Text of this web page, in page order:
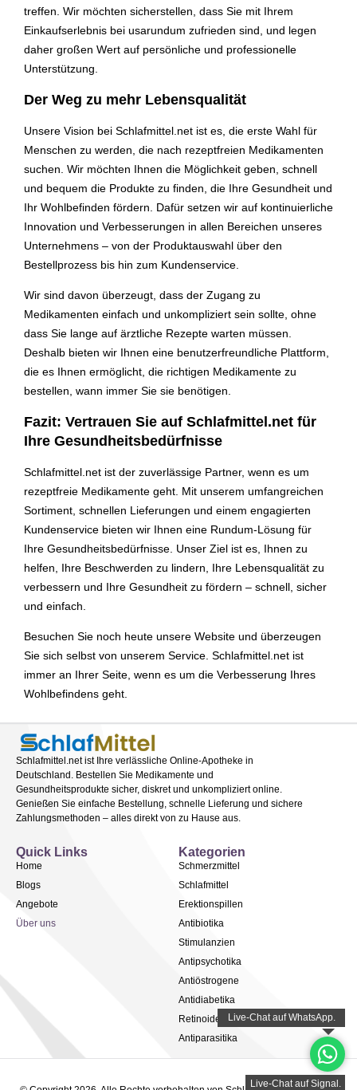
treffen. Wir möchten sicherstellen, dass Sie mit Ihrem
Einkaufserlebnis bei usarundum zufrieden sind, und legen
daher großen Wert auf persönliche und professionelle
Unterstützung.
Der Weg zu mehr Lebensqualität
Unsere Vision bei Schlafmittel.net ist es, die erste Wahl für
Menschen zu werden, die nach rezeptfreien Medikamenten
suchen. Wir möchten Ihnen die Möglichkeit geben, schnell
und bequem die Produkte zu finden, die Ihre Gesundheit und
Ihr Wohlbefinden fördern. Dafür setzen wir auf kontinuierliche
Innovation und Verbesserungen in allen Bereichen unseres
Unternehmens – von der Produktauswahl über den
Bestellprozess bis hin zum Kundenservice.
Wir sind davon überzeugt, dass der Zugang zu
Medikamenten einfach und unkompliziert sein sollte, ohne
dass Sie lange auf ärztliche Rezepte warten müssen.
Deshalb bieten wir Ihnen eine benutzerfreundliche Plattform,
die es Ihnen ermöglicht, die richtigen Medikamente zu
bestellen, wann immer Sie sie benötigen.
Fazit: Vertrauen Sie auf Schlafmittel.net für
Ihre Gesundheitsbedürfnisse
Schlafmittel.net ist der zuverlässige Partner, wenn es um
rezeptfreie Medikamente geht. Mit unserem umfangreichen
Sortiment, schnellen Lieferungen und einem engagierten
Kundenservice bieten wir Ihnen eine Rundum-Lösung für
Ihre Gesundheitsbedürfnisse. Unser Ziel ist es, Ihnen zu
helfen, Ihre Beschwerden zu lindern, Ihre Lebensqualität zu
verbessern und Ihre Gesundheit zu fördern – schnell, sicher
und einfach.
Besuchen Sie noch heute unsere Website und überzeugen
Sie sich selbst von unserem Service. Schlafmittel.net ist
immer an Ihrer Seite, wenn es um die Verbesserung Ihres
Wohlbefindens geht.
Schlafmittel.net ist Ihre verlässliche Online-Apotheke in
Deutschland. Bestellen Sie Medikamente und
Gesundheitsprodukte sicher, diskret und unkompliziert online.
Genießen Sie einfache Bestellung, schnelle Lieferung und sichere
Zahlungsmethoden – alles direkt von zu Hause aus.
Kategorien
Schmerzmittel
Schlafmittel
Erektionspillen
Antibiotika
Stimulanzien
Antipsychotika
Antiöstrogene
Antidiabetika
Retinoide
Antiparasitika
Quick Links
Home
Blogs
Angebote
Über uns